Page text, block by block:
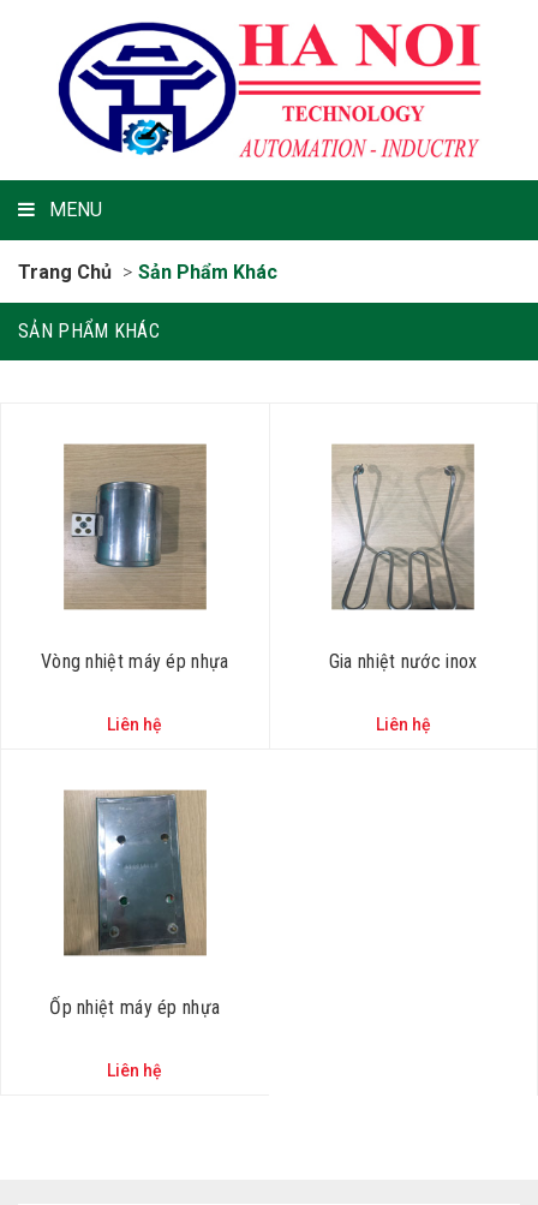
MENU
Trang Chủ Sản Phẩm Khác
SẢN PHẨM KHÁC
Vòng nhiệt máy ép nhựa
Liên hệ
Gia nhiệt nước inox
Liên hệ
Ốp nhiệt máy ép nhựa
Liên hệ